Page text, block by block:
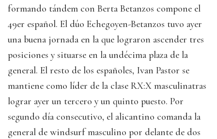
formando tándem con Berta Betanzos compone el
49er español. El dúo Echegoyen-Betanzos tuvo ayer
una buena jornada en la que lograron ascender tres
posiciones y situarse en la undécima plaza de la
general. El resto de los españoles, Ivan Pastor se
mantiene como líder de la clase RX:X masculinatras
lograr ayer un tercero y un quinto puesto. Por
segundo día consecutivo, el alicantino comanda la
general de windsurf masculino por delante de dos